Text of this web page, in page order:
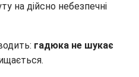
на дійсно небезпечні
гадюка не шукає